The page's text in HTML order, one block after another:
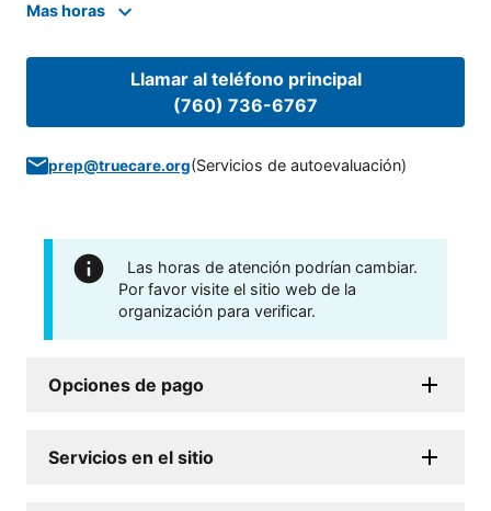
Mas horas
Llamar al teléfono principal
(760) 736-6767
prep@truecare.org(Servicios de autoevaluación)
Las horas de atención podrían cambiar.
Por favor visite el sitio web de la
organización para verificar.
Opciones de pago
Servicios en el sitio